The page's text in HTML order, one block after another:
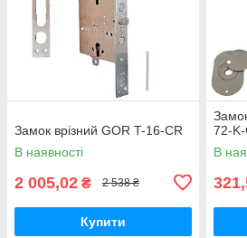
Замок врізний GOR T-16-CR
В наявності
2 005,02 ₴ 2 538 ₴
Купити
72-K-
В